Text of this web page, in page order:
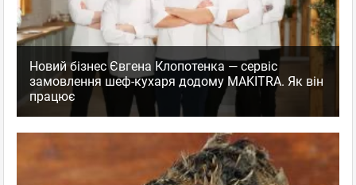
Новий бізнес Євгена Клопотенка — сервіс
замовлення шеф-кухаря додому MAKITRA. Як він
працює